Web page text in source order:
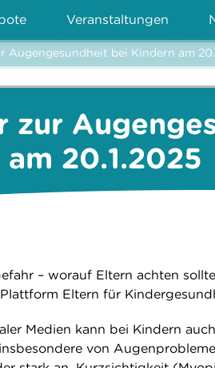
Veranstaltungen
Augengesundheit bei Kindern am
zur
20.1.2025
– worauf Eltern achten
Eltern für
Medien kann bei Kindern
von